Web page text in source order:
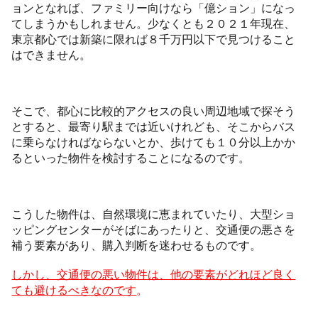
ョンとなれば、ファミリー向けなら「億ション」になっ
てしまうかもしれません。少なくとも２０２１年現在、
東京都心では新築に限れば８千万円以下で見つけること
はできません。
そこで、都心に比較的アクセスの良い周辺地域で探そう
とすると、最寄り駅までは近いけれども、そこからバス
に乗らなければならないとか、歩けても１０分以上かか
るといった物件を検討することになるのです。
こうした物件は、自然環境に恵まれていたり、大型ショ
ッピングセンターがそばにあったりと、交通便の悪さを
補う要素があり、購入判断を迷わせるものです。
しかし、交通便の悪い物件は、他の要素がどれほど良く
ても避けるべきなのです。